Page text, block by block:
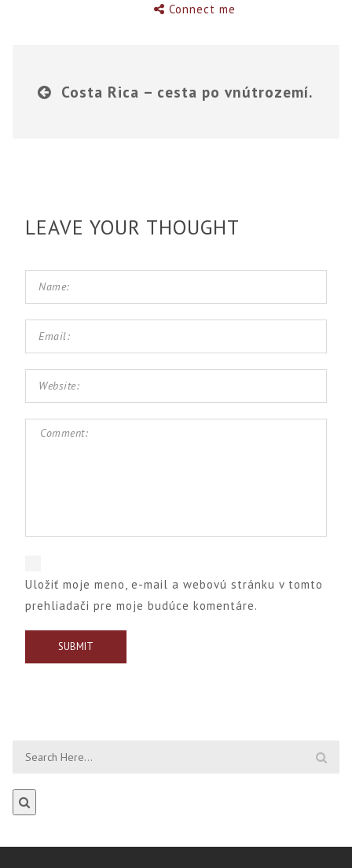
Connect me
Costa Rica – cesta po vnútrozemí.
LEAVE YOUR THOUGHT
Uložiť moje meno, e-mail a webovú stránku v tomto
prehliadači pre moje budúce komentáre.